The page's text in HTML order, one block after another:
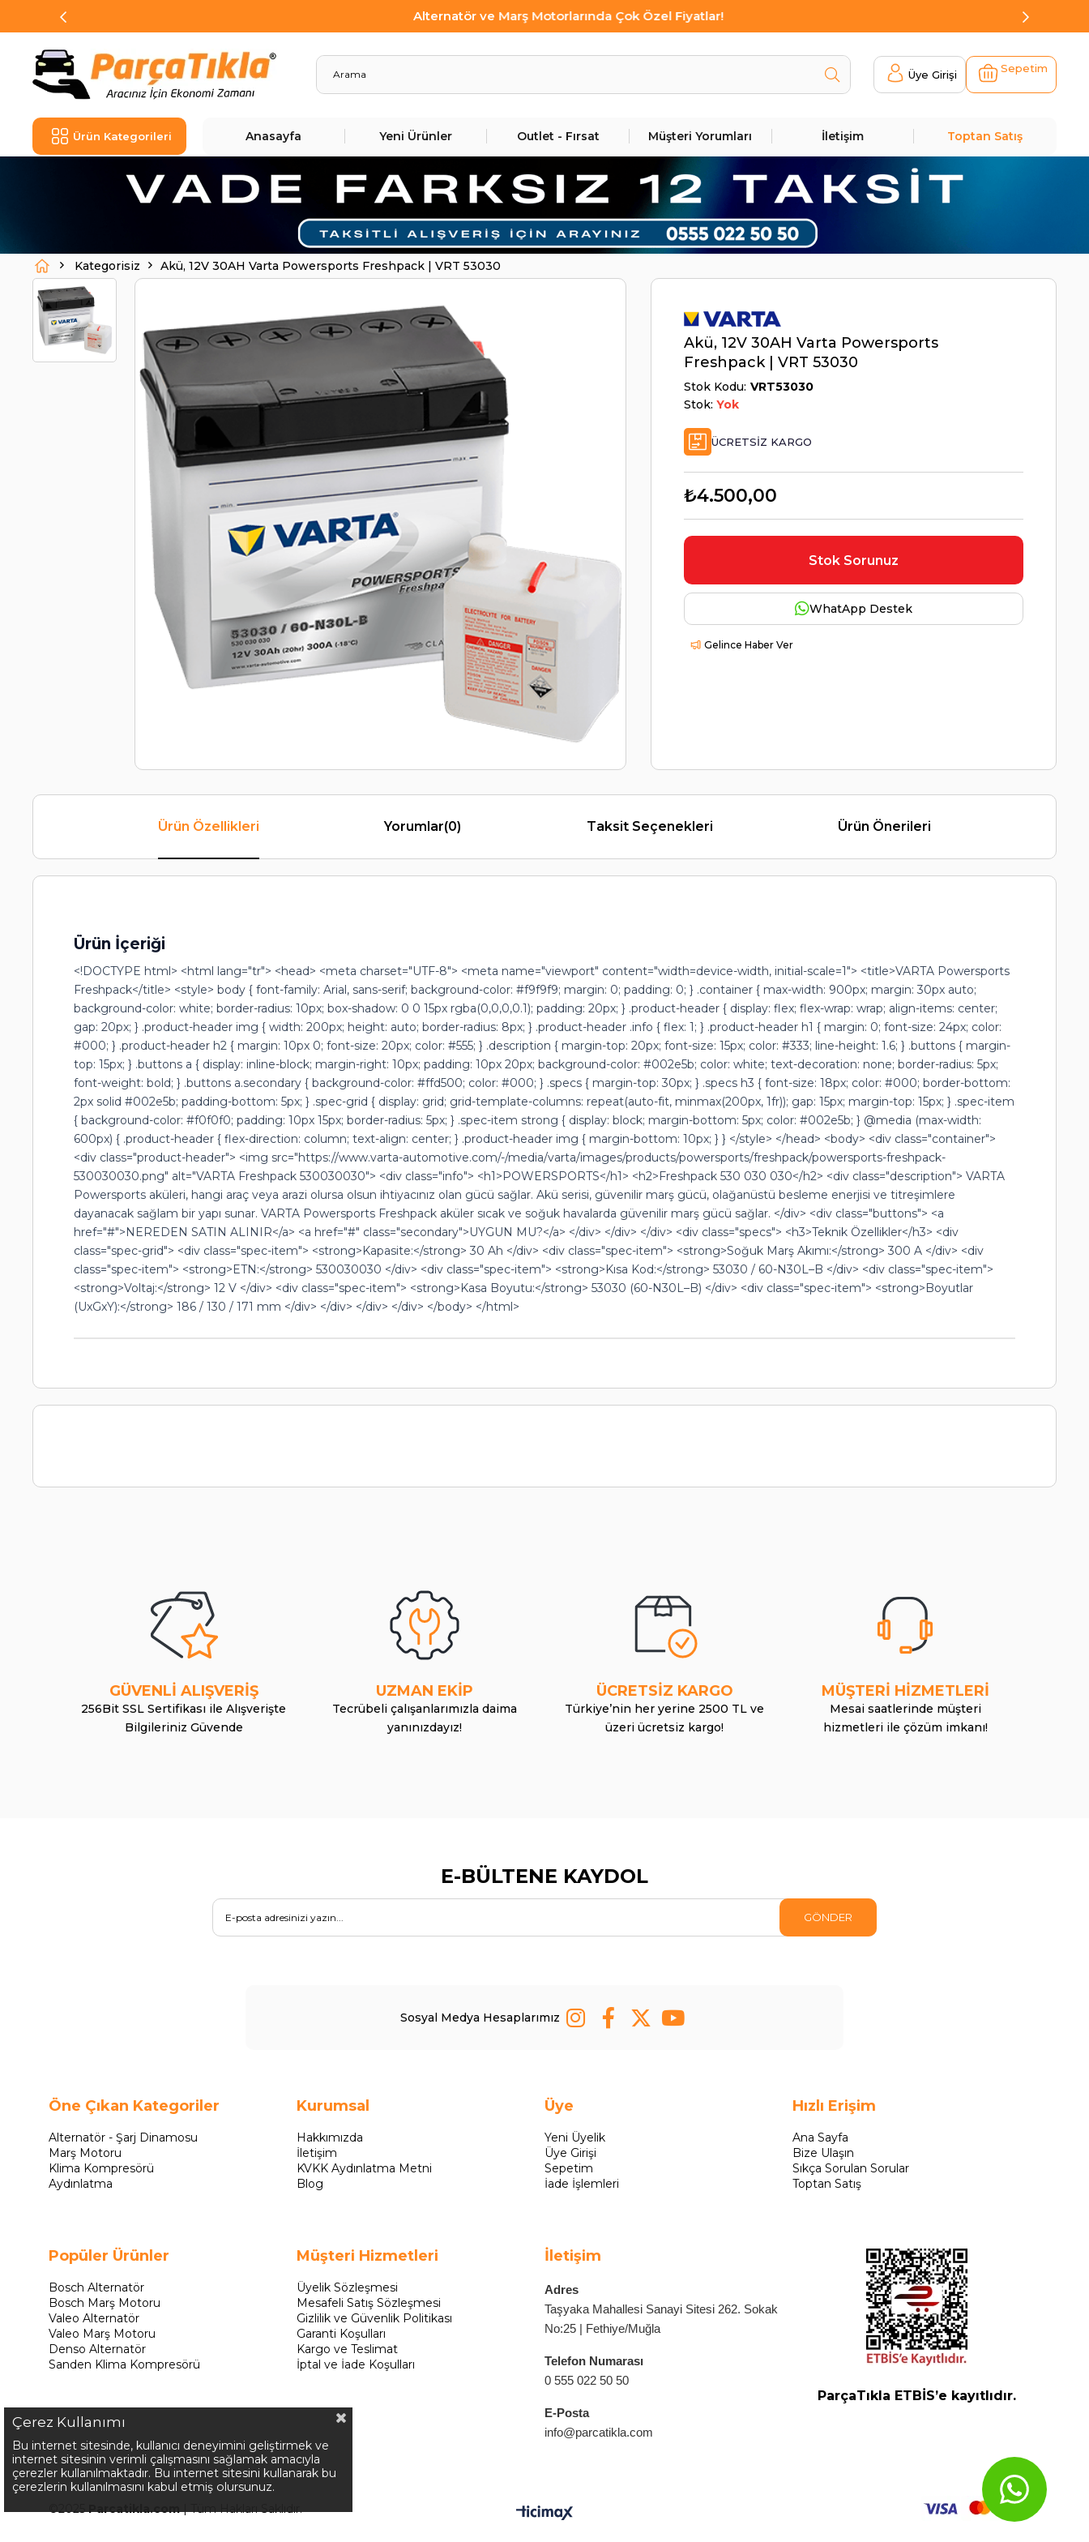
Alternatör ve Marş Motorlarında Çok Özel Fiyatlar!
Üye Girişi Sepetim
Ürün Kategorileri Anasayfa Yeni Ürünler Outlet - Fırsat Müşteri Yorumları İletişim Toptan Satış
Kategorisiz Akü, 12V 30AH Varta Powersports Freshpack | VRT 53030
Akü, 12V 30AH Varta Powersports
Freshpack | VRT 53030
Stok Kodu VRT53030
Stok: Yok
ÜCRETSIZ KARGO
₺4.500,00
Stok Sorunuz
WhatApp Destek
Gelince Haber Ver
Ürün Özellikleri Yorumlar(0) Taksit Seçenekleri Ürün Önerileri
Ürün İçeriği
<!DOCTYPE html> <html lang="tr"> <head> <meta charset="UTF-8"> <meta name="viewport" content="width=device-width, initial-scale=1"> <title>VARTA Powersports
Freshpack</title> <style> body { font-family: Arial, sans-serif; background-color: #f9f9f9; margin: 0; padding: 0; } .container { max-width: 900px; margin: 30px auto;
background-color: white; border-radius: 10px; box-shadow: 0 0 15px rgba(0,0,0,0.1); padding: 20px; } .product-header { display: flex; flex-wrap: wrap; align-items: center;
gap: 20px; } .product-header img { width: 200px; height: auto; border-radius: 8px; } .product-header .info { flex: 1; } .product-header h1 { margin: 0; font-size: 24px; color:
#000; } .product-header h2 { margin: 10px 0; font-size: 20px; color: #555; } .description { margin-top: 20px; font-size: 15px; color: #333; line-height: 1.6; } .buttons { margin-
top: 15px; } .buttons a { display: inline-block; margin-right: 10px; padding: 10px 20px; background-color: #002e5b; color: white; text-decoration: none; border-radius: 5px;
font-weight: bold; } .buttons a.secondary { background-color: #ffd500; color: #000; } .specs { margin-top: 30px; } .specs h3 { font-size: 18px; color: #000; border-bottom:
2px solid #002e5b; padding-bottom: 5px; } .spec-grid { display: grid; grid-template-columns: repeat(auto-fit, minmax(200px, 1fr)); gap: 15px; margin-top: 15px; } .spec-item
{ background-color: #f0f0f0; padding: 10px 15px; border-radius: 5px; } .spec-item strong { display: block; margin-bottom: 5px; color: #002e5b; } @media (max-width:
600px) { .product-header { flex-direction: column; text-align: center; } .product-header img { margin-bottom: 10px; } } </style> </head> <body> <div class="container">
<div class="product-header"> <img src="https://www.varta-automotive.com/-/media/varta/images/products/powersports/freshpack/powersports-freshpack-
530030030.png" alt="VARTA Freshpack 530030030"> <div class="info"> <h1>POWERSPORTS</h1> <h2>Freshpack 530 030 030</h2> <div class="description"> VARTA
Powersports aküleri, hangi araç veya arazi olursa olsun ihtiyacınız olan gücü sağlar. Akü serisi, güvenilir marş gücü, olağanüstü besleme enerjisi ve titreşimlere
dayanacak sağlam bir yapı sunar. VARTA Powersports Freshpack aküler sıcak ve soğuk havalarda güvenilir marş gücü sağlar. </div> <div class="buttons"> <a
href="#">NEREDEN SATIN ALINIR</a> <a href="#" class="secondary">UYGUN MU?</a> </div> </div> </div> <div class="specs"> <h3>Teknik Özellikler</h3> <div
class="spec-grid"> <div class="spec-item"> <strong>Kapasite:</strong> 30 Ah </div> <div class="spec-item"> <strong>Soğuk Marş Akımı:</strong> 300 A </div> <div
class="spec-item"> <strong>ETN:</strong> 530030030 </div> <div class="spec-item"> <strong>Kısa Kod:</strong> 53030 / 60-N30L–B </div> <div class="spec-item">
<strong>Voltaj:</strong> 12 V </div> <div class="spec-item"> <strong>Kasa Boyutu:</strong> 53030 (60-N30L–B) </div> <div class="spec-item"> <strong>Boyutlar
(UxGxY):</strong> 186 / 130 / 171 mm </div> </div> </div> </div> </body> </html>
GÜVENLİ ALIŞVERİŞ
256Bit SSL Sertifikası ile Alışverişte
Bilgileriniz Güvende
UZMAN EKİP
Tecrübeli çalışanlarımızla daima
yanınızdayız!
ÜCRETSİZ KARGO
Türkiye’nin her yerine 2500 TL ve
üzeri ücretsiz kargo!
MÜŞTERİ HİZMETLERİ
Mesai saatlerinde müşteri
hizmetleri ile çözüm imkanı!
E-BÜLTENE KAYDOL
GÖNDER
Sosyal Medya Hesaplarımız
Öne Çıkan Kategoriler
Alternatör - Şarj Dinamosu
Marş Motoru
Klima Kompresörü
Aydınlatma
Popüler Ürünler
Bosch Alternatör
Bosch Marş Motoru
Valeo Alternatör
Valeo Marş Motoru
Denso Alternatör
Sanden Klima Kompresörü
Kurumsal
Hakkımızda
İletişim
KVKK Aydınlatma Metni
Blog
Müşteri Hizmetleri
Üyelik Sözleşmesi
Mesafeli Satış Sözleşmesi
Gizlilik ve Güvenlik Politikası
Garanti Koşulları
Kargo ve Teslimat
İptal ve İade Koşulları
Üye
Yeni Üyelik
Üye Girişi
Sepetim
İade İşlemleri
İletişim
Adres
Taşyaka Mahallesi Sanayi Sitesi 262. Sokak
No:25 | Fethiye/Muğla
Telefon Numarası
0 555 022 50 50
E-Posta
info@parcatikla.com
Hızlı Erişim
Ana Sayfa
Bize Ulaşın
Sıkça Sorulan Sorular
Toptan Satış
ParçaTıkla ETBİS’e kayıtlıdır.
©2025Parcatikla.com| Tüm Hakları Saklıdır.
Çerez Kullanımı
Bu internet sitesinde, kullanıcı deneyimini geliştirmek ve
internet sitesinin verimli çalışmasını sağlamak amacıyla
çerezler kullanılmaktadır. Bu internet sitesini kullanarak bu
çerezlerin kullanılmasını kabul etmiş olursunuz.